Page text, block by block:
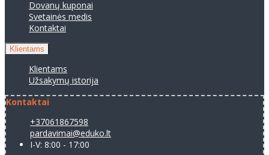
Dovanų kuponai
Svetainės medis
Kontaktai
Klientams
Klientams
Užsakymų istorija
Kontaktai
+37061867598
pardavimai@eduko.lt
I-V: 8:00 - 17:00